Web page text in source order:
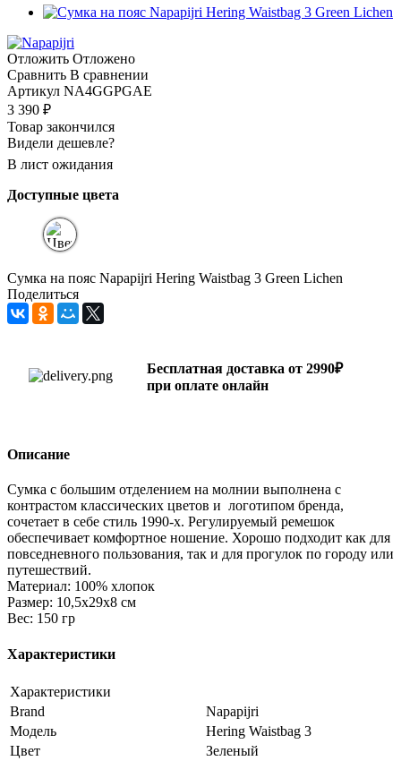
Отложить Отложено
Сравнить В сравнении
Артикул NA4GGPGAE
3 390 ₽
Товар закончился
Видели дешевле?
В лист ожидания
Доступные цвета
Сумка на пояс Napapijri Hering Waistbag 3 Green Lichen
Поделиться
Бесплатная доставка от 2990₽
при оплате онлайн
Описание
Сумка с большим отделением на молнии выполнена с
контрастом классических цветов и логотипом бренда,
сочетает в себе стиль 1990-х. Регулируемый ремешок
обеспечивает комфортное ношение. Хорошо подходит как для
повседневного пользования, так и для прогулок по городу или
путешествий.
Материал: 100% хлопок
Размер: 10,5х29х8 см
Вес: 150 гр
Характеристики
Характеристики
Brand
Napapijri
Модель
Hering Waistbag 3
Цвет
Зеленый